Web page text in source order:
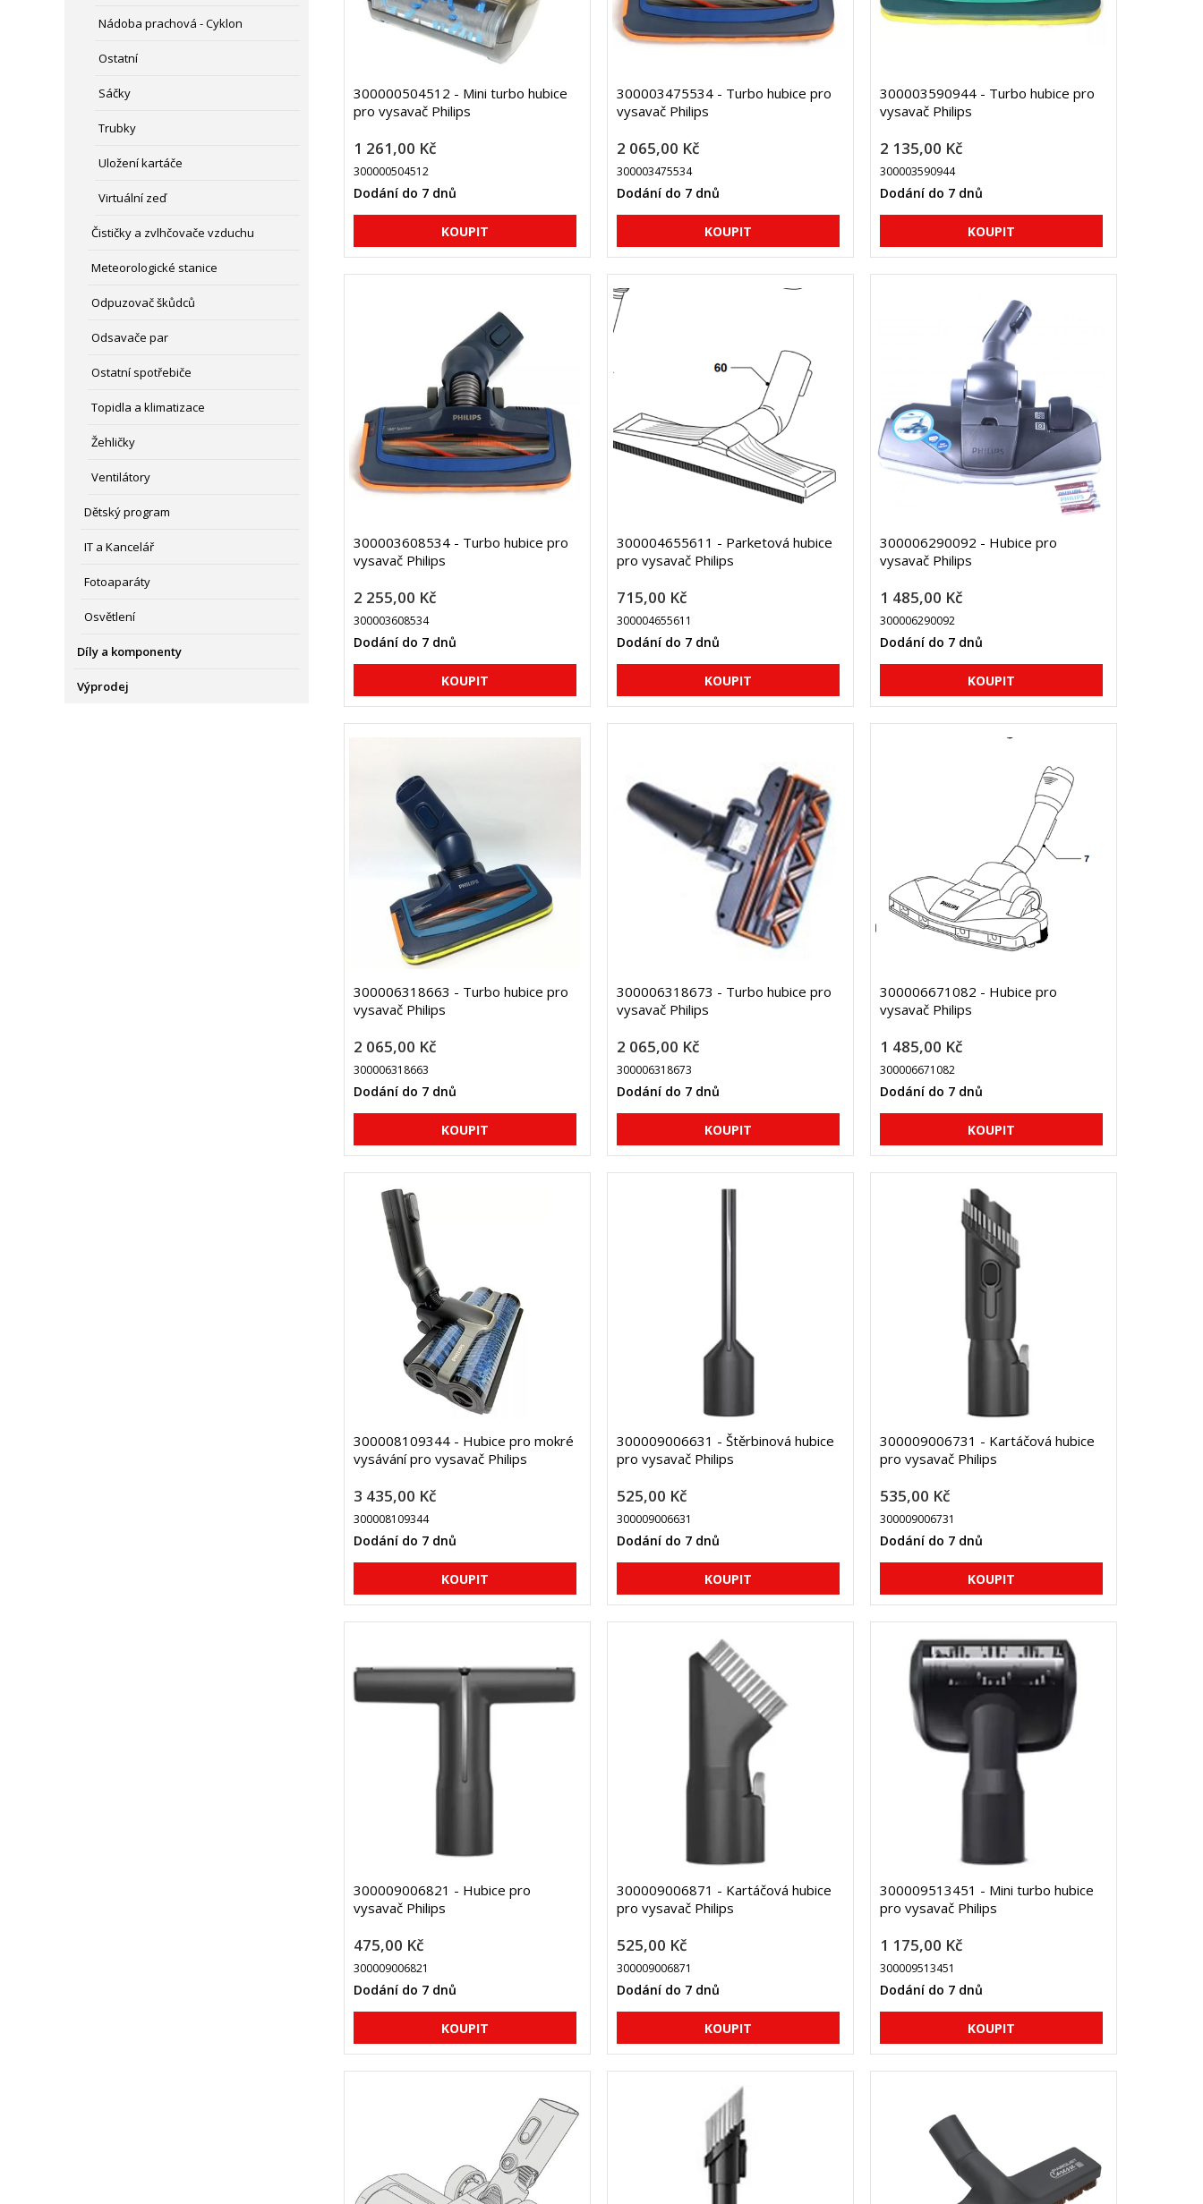
Nádoba prachová - Cyklon
Ostatní
Sáčky
Trubky
Uložení kartáče
Virtuální zeď
Čističky a zvlhčovače vzduchu
Meteorologické stanice
Odpuzovač škůdců
Odsavače par
Ostatní spotřebiče
Topidla a klimatizace
Žehličky
Ventilátory
Dětský program
IT a Kancelář
Fotoaparáty
Osvětlení
Díly a komponenty
Výprodej
300000504512 - Mini turbo hubice
pro vysavač Philips
1 261,00 Kč
300000504512
Dodání do 7 dnů
300003475534 - Turbo hubice pro
vysavač Philips
2 065,00 Kč
300003475534
Dodání do 7 dnů
300003590944 - Turbo hubice pro
vysavač Philips
2 135,00 Kč
300003590944
Dodání do 7 dnů
300003608534 - Turbo hubice pro
vysavač Philips
2 255,00 Kč
300003608534
Dodání do 7 dnů
300004655611 - Parketová hubice
pro vysavač Philips
715,00 Kč
300004655611
Dodání do 7 dnů
300006290092 - Hubice pro
vysavač Philips
1 485,00 Kč
300006290092
Dodání do 7 dnů
300006318663 - Turbo hubice pro
vysavač Philips
2 065,00 Kč
300006318663
Dodání do 7 dnů
300006318673 - Turbo hubice pro
vysavač Philips
2 065,00 Kč
300006318673
Dodání do 7 dnů
300006671082 - Hubice pro
vysavač Philips
1 485,00 Kč
300006671082
Dodání do 7 dnů
300008109344 - Hubice pro mokré
vysávání pro vysavač Philips
3 435,00 Kč
300008109344
Dodání do 7 dnů
300009006631 - Štěrbinová hubice
pro vysavač Philips
525,00 Kč
300009006631
Dodání do 7 dnů
300009006731 - Kartáčová hubice
pro vysavač Philips
535,00 Kč
300009006731
Dodání do 7 dnů
300009006821 - Hubice pro
vysavač Philips
475,00 Kč
300009006821
Dodání do 7 dnů
300009006871 - Kartáčová hubice
pro vysavač Philips
525,00 Kč
300009006871
Dodání do 7 dnů
300009513451 - Mini turbo hubice
pro vysavač Philips
1 175,00 Kč
300009513451
Dodání do 7 dnů